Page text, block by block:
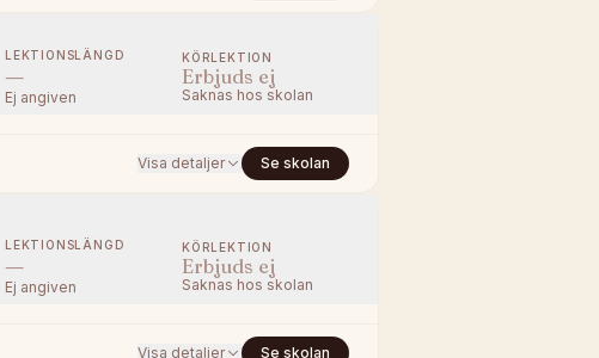
LEKTIONSLÄNGD
—
Ej angiven
KÖRLEKTION
Erbjuds ej
Saknas hos skolan
Visa detaljer Se skolan
LEKTIONSLÄNGD
—
Ej angiven
KÖRLEKTION
Erbjuds ej
Saknas hos skolan
Visa detaljer Se skolan